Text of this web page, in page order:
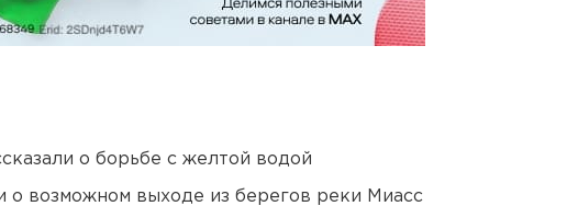
о борьбе с желтой водой
о возможном выходе из берегов реки Миасс